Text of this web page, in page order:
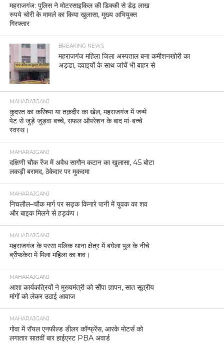
महराजगंज: पुलिस ने मोटरसाइकिल की डिक्की से डेढ़ लाख
रुपये चोरी के मामले का किया खुलासा, मुख्य अभियुक्त
गिरफ्तार
BREAKING NEWS
महराजगंज महिला जिला अस्पताल बना कमीशनखोरी का
अड्डा, दवाइयों के साथ जांचें भी बाहर से
MAHARAJGANJ
कुदरत का करिश्मा या तक़दीर का खेल, महराजगंज में जन्मे
पेट से जुड़े जुड़वा बच्चे, सफल ऑपरेशन के बाद मां-बच्चे
स्वस्थ।
MAHARAJGANJ
दक्षिणी चौक रेंज में अवैध सागौन कटान का खुलासा, 45 बोटा
लकड़ी बरामद, ठेकेदार पर मुकदमा
MAHARAJGANJ
निचलौल–चौक मार्ग पर सड़क किनारे पानी में युवक का शव
और बाइक मिलने से हड़कंप।
MAHARAJGANJ
महराजगंज के परसा मलिक थाना क्षेत्र में बघेला पुल के नीचे
ब्रीफकेस में मिला महिला का शव।
MAHARAJGANJ
आशा कार्यकत्रियों ने मुख्यमंत्री को सौंपा ज्ञापन, सात सूत्रीय
मांगों को लेकर उठाई आवाज
MAHARAJGANJ
गोवा में रॉयल एनफील्ड डीलर कॉन्फ्रेंस, आरके मोटर्स को
लगातार सातवीं बार हाईएस्ट PBA अवार्ड